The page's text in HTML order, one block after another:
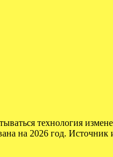
технология
на 2026 год.